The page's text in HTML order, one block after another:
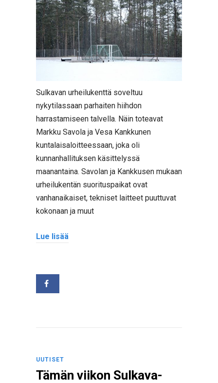
Sulkavan urheilukenttä soveltuu
nykytilassaan parhaiten hiihdon
harrastamiseen talvella. Näin toteavat
Markku Savola ja Vesa Kankkunen
kuntalaisaloitteessaan, joka oli
kunnanhallituksen käsittelyssä
maanantaina. Savolan ja Kankkusen mukaan
urheilukentän suorituspaikat ovat
vanhanaikaiset, tekniset laitteet puuttuvat
kokonaan ja muut
Lue lisää
UUTISET
Tämän viikon Sulkava-